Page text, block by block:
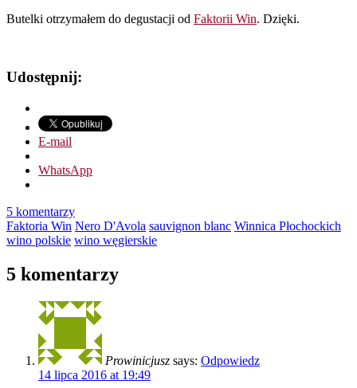
Butelki otrzymałem do degustacji od Faktorii Win. Dzięki.
Udostępnij:
E-mail
WhatsApp
5 komentarzy
Faktoria Win Nero D'Avola sauvignon blanc Winnica Płochockich
wino polskie wino węgierskie
5 komentarzy
Prowinicjusz says: Odpowiedz
14 lipca 2016 at 19:49